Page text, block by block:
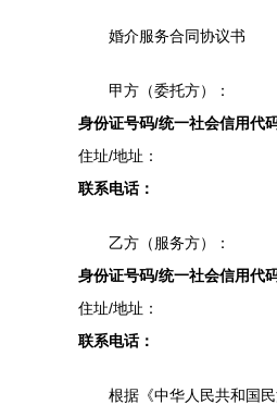
婚介服务合同协议书
甲方（委托方）：
身份证号码/统一社会信用代
住址/地址：
联系电话：
乙方（服务方）：
身份证号码/统一社会信用代
住址/地址：
联系电话：
根据《中华人民共和国